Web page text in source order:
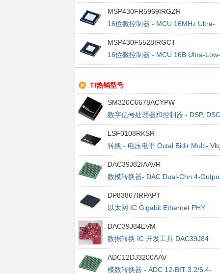
Pwr Microcntrlr
MSP430FR5969IRGZR
16位微控制器 - MCU 16MHz Ultra-
Low-Pwr MCU
MSP430F5528IRGCT
16位微控制器 - MCU 16B Ultra-Low-
Pwr Microcontroller
TI热销型号
SM320C6678ACYPW
数字信号处理器和控制器 - DSP, DSC
Multicore Fixed Digital Signal Proc
LSF0108RKSR
转换 - 电压电平 Octal Bidir Multi-
Lev Translator
DAC39J82IAAVR
数模转换器- DAC Dual-Chn 4-
16-Bit 2.8 GSPS
DP83867IRPAPT
以太网 IC Gigabit Ethernet PHY
DAC39J84EVM
数据转换 IC 开发工具 DAC39J84
Evaluation Module
ADC12DJ3200AAV
模数转换器 - ADC 12-BIT 3.2/6.4-